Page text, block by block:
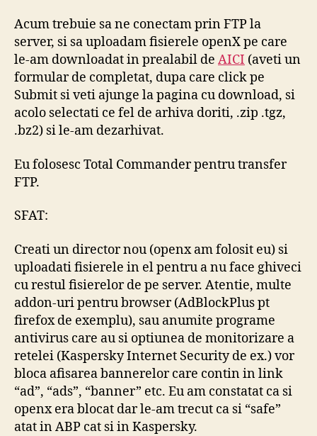
Acum trebuie sa ne conectam prin FTP la
server, si sa uploadam fisierele openX pe care
le-am downloadat in prealabil de AICI (aveti un
formular de completat, dupa care click pe
Submit si veti ajunge la pagina cu download, si
acolo selectati ce fel de arhiva doriti, .zip .tgz,
.bz2) si le-am dezarhivat.
Eu folosesc Total Commander pentru transfer
FTP.
SFAT:
Creati un director nou (openx am folosit eu) si
uploadati fisierele in el pentru a nu face ghiveci
cu restul fisierelor de pe server. Atentie, multe
addon-uri pentru browser (AdBlockPlus pt
firefox de exemplu), sau anumite programe
antivirus care au si optiunea de monitorizare a
retelei (Kaspersky Internet Security de ex.) vor
bloca afisarea bannerelor care contin in link
“ad”, “ads”, “banner” etc. Eu am constatat ca si
openx era blocat dar le-am trecut ca si “safe”
atat in ABP cat si in Kaspersky.